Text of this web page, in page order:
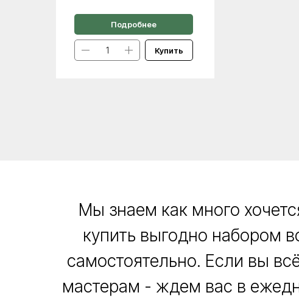
Подробнее
Купить
Мы знаем как много
купить выгодно набором
самостоятельно. Если вы
мастерам - ждем вас в